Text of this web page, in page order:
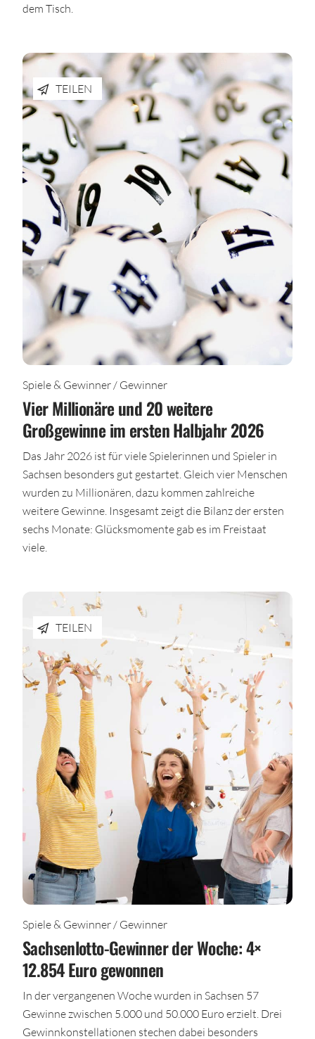
dem Tisch.
TEILEN
Spiele & Gewinner / Gewinner
Vier Millionäre und 20 weitere
Großgewinne im ersten Halbjahr 2026
Das Jahr 2026 ist für viele Spielerinnen und Spieler in
Sachsen besonders gut gestartet. Gleich vier Menschen
wurden zu Millionären, dazu kommen zahlreiche
weitere Gewinne. Insgesamt zeigt die Bilanz der ersten
sechs Monate: Glücksmomente gab es im Freistaat
viele.
TEILEN
Spiele & Gewinner / Gewinner
Sachsenlotto-Gewinner der Woche: 4×
12.854 Euro gewonnen
In der vergangenen Woche wurden in Sachsen 57
Gewinne zwischen 5.000 und 50.000 Euro erzielt. Drei
Gewinnkonstellationen stechen dabei besonders